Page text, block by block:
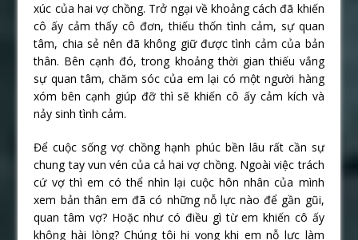
xúc của hai vợ chồng. Trở ngại về khoảng cách đã khiến
cô ấy cảm thấy cô đơn, thiếu thốn tình cảm, sự quan
tâm, chia sẻ nên đã không giữ được tình cảm của bản
thân. Bên cạnh đó, trong khoảng thời gian thiếu vắng
sự quan tâm, chăm sóc của em lại có một người hàng
xóm bên cạnh giúp đỡ thì sẽ khiến cô ấy cảm kích và
nảy sinh tình cảm.
Để cuộc sống vợ chồng hạnh phúc bền lâu rất cần sự
chung tay vun vén của cả hai vợ chồng. Ngoài việc trách
cứ vợ thì em có thể nhìn lại cuộc hôn nhân của mình
xem bản thân em đã có những nỗ lực nào để gần gũi,
quan tâm vợ? Hoặc như có điều gì từ em khiến cô ấy
không hài lòng? Chúng tôi hi vọng khi em nỗ lực làm